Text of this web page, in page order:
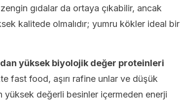
gıdalar da ortaya çıkabilir, ancak
kalitede olmalıdır; yumru kökler ideal bir
yüksek biyolojik değer proteinleri
fast food, aşırı rafine unlar ve düşük
değerli besinler içermeden enerji